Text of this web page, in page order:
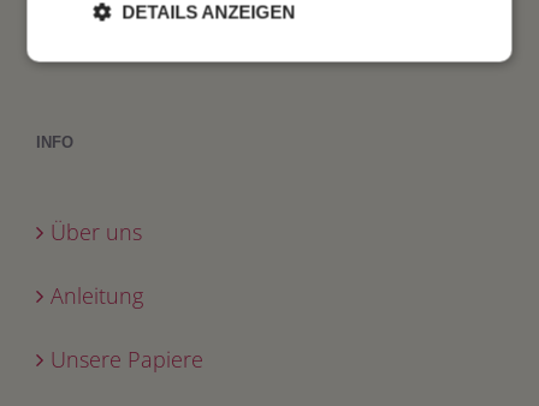
INFO
Über uns
Anleitung
Unsere Papiere
DETAILS ANZEIGEN